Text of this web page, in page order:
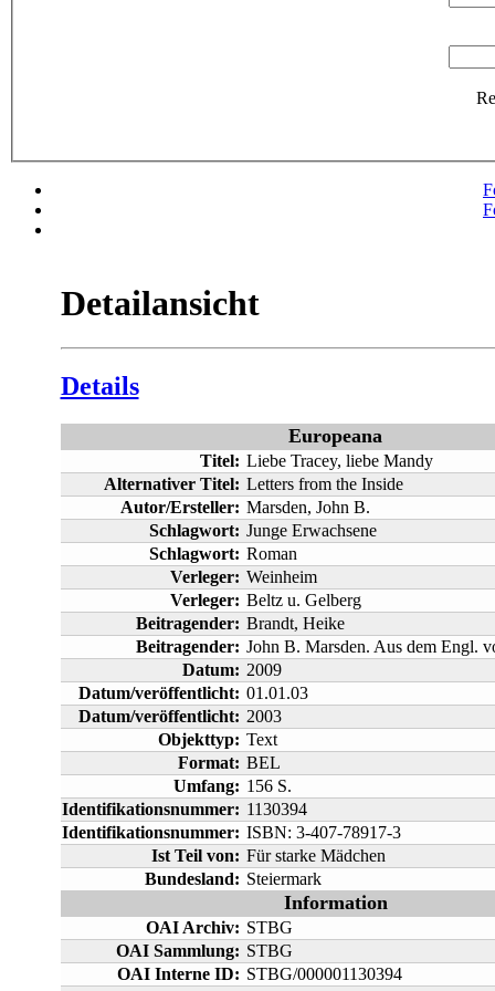
Detailansicht
Details
Europeana
Titel: Liebe Tracey, liebe Mandy
Alternativer Titel: Letters from the Inside
Autor/Ersteller: Marsden, John B.
Schlagwort: Junge Erwachsene
Schlagwort: Roman
Verleger: Weinheim
Verleger: Beltz u. Gelberg
Beitragender: Brandt, Heike
Beitragender: John B. Marsden. Aus dem Engl.
Datum: 2009
Datum/veröffentlicht: 01.01.03
Datum/veröffentlicht: 2003
Objekttyp: Text
Format: BEL
Umfang: 156 S.
Identifikationsnummer: 1130394
Identifikationsnummer: ISBN: 3-407-78917-3
Ist Teil von: Für starke Mädchen
Bundesland: Steiermark
Information
OAI Archiv: STBG
OAI Sammlung: STBG
OAI Interne ID: STBG/000001130394